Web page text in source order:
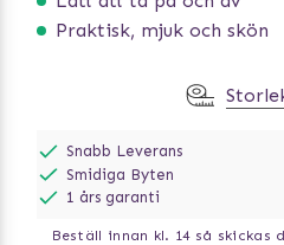
Praktisk, mjuk och skön
Snabb Leverans
Smidiga Byten
1 års garanti
Beställ innan kl. 14 så skickas